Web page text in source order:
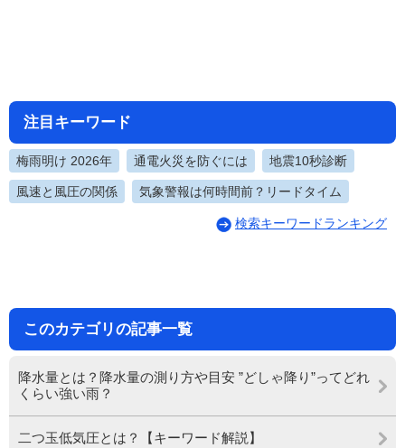
注目キーワード
梅雨明け 2026年 通電火災を防ぐには 地震10秒診断
風速と風圧の関係 気象警報は何時間前？リードタイム
検索キーワードランキング
このカテゴリの記事一覧
降水量とは？降水量の測り方や目安 ”どしゃ降り”ってどれ
くらい強い雨？
二つ玉低気圧とは？【キーワード解説】